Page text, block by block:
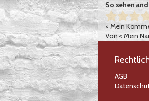
So sehen
< Mein
Von < Mein
AGB